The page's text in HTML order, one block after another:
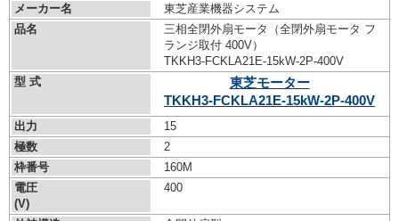
メーカー名
東芝産業機器システム
品名
三相全閉外扇モータ（全閉外扇モータ フ
ランジ取付 400V）
TKKH3-FCKLA21E-15kW-2P-400V
型 式
東芝モーター
TKKH3-FCKLA21E-15kW-2P-400V
出力
15
極数
2
枠番号
160M
電圧
(V)
400